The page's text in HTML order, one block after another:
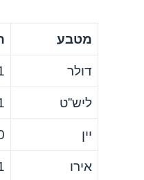
מטבע
דולר
ליש”ט
יין
אירו